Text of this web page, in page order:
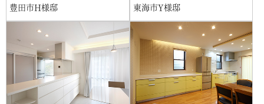
豊田市H様邸 東海市Y様邸